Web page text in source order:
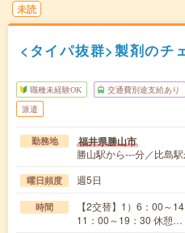
未読
<タイパ抜群>製剤のチ
職種未経験OK 交通費別途支給あり
派遣
勤務地 福井県勝山市
勝山駅から---分／比島
曜日頻度 週5日
時間
【2交替】1）6：00～
11：00～19：30 休憩…